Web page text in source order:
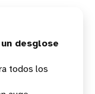
desglose
todos los